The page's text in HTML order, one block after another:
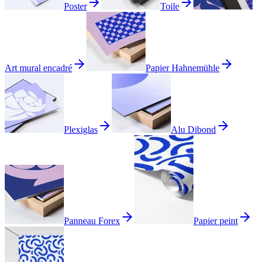
Poster Toile
Art mural encadré Papier Hahnemühle
Plexiglas Alu Dibond
Panneau Forex Papier peint